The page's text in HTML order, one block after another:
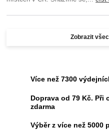
Zobrazit
Více než 7300
Doprava od 79 Kč. Při
zdarma
Výběr z více než 5000